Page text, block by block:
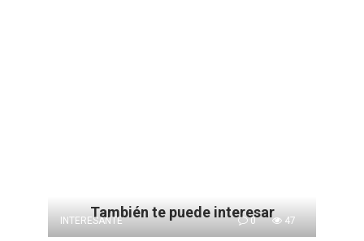
También te puede interesar
INTERESANTE 0 47